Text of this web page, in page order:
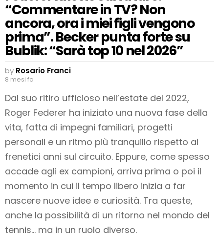
“Commentare in TV? Non
ancora, ora i miei figli vengono
prima”. Becker punta forte su
Bublik: “Sarà top 10 nel 2026”
by Rosario Franci
8 mesi fa
Dal suo ritiro ufficioso nell’estate del 2022,
Roger Federer ha iniziato una nuova fase della
vita, fatta di impegni familiari, progetti
personali e un ritmo più tranquillo rispetto ai
frenetici anni sul circuito. Eppure, come spesso
accade agli ex campioni, arriva prima o poi il
momento in cui il tempo libero inizia a far
nascere nuove idee e curiosità. Tra queste,
anche la possibilità di un ritorno nel mondo del
tennis… ma in un ruolo diverso.